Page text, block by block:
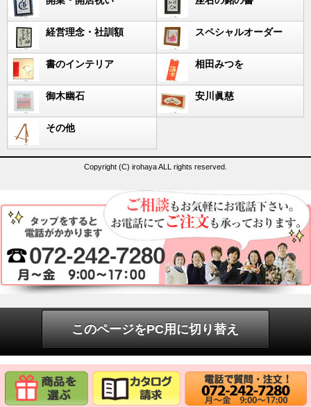
経営理念・社訓額 スペシャルオーダー
書のインテリア 相田みつを
御木幽石 安川眞慈
その他
Copyright (C) irohaya ALL rights reserved.
このページをPC用に切り替え